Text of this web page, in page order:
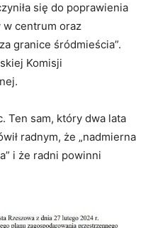
się do poprawienia
w centrum oraz
granice śródmieścia”.
Komisji
Ten sam, który dwa lata
radnym, że „nadmierna
i że radni powinni